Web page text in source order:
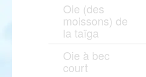
Oie (des
moissons) de
la taïga
Oie à bec
court